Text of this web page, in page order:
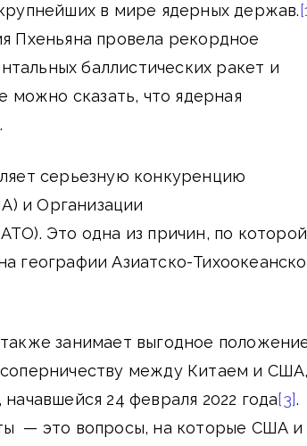
в мире ядерных держав.
Пхеньяна провела рекордное
баллистических ракет и
можно сказать, что ядерная
серьезную конкуренцию
и Организации
Это одна из причин, по которой
географии Азиатско-
занимает выгодное
между Китаем и США,
24 февраля 2022 года[3].
— это вопросы, на которые США и